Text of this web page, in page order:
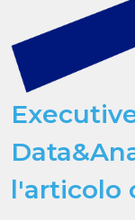
l'articolo